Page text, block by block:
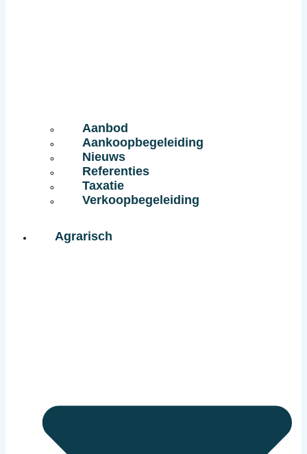
Aanbod
Aankoopbegeleiding
Nieuws
Referenties
Taxatie
Verkoopbegeleiding
Agrarisch